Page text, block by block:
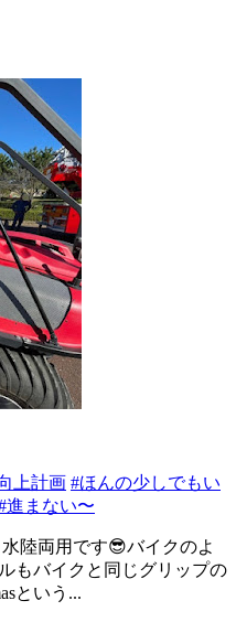
上計画 #ほんの少しでもい
進まない〜
陸両用です😎バイクのよ
もバイクと同じグリップの
という...